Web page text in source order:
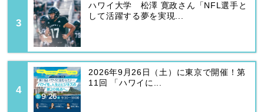
ハワイ大学 松澤 寛政さん「NFL選手と
して活躍する夢を実現...
2026年9月26日（土）に東京で開催！第
11回 「ハワイに...